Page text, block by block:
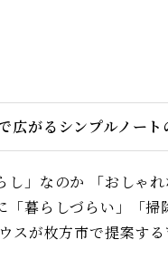
広がるシンプルノート
」なのか 「おしゃ
暮らしづらい」「
スが枚方市で提案す